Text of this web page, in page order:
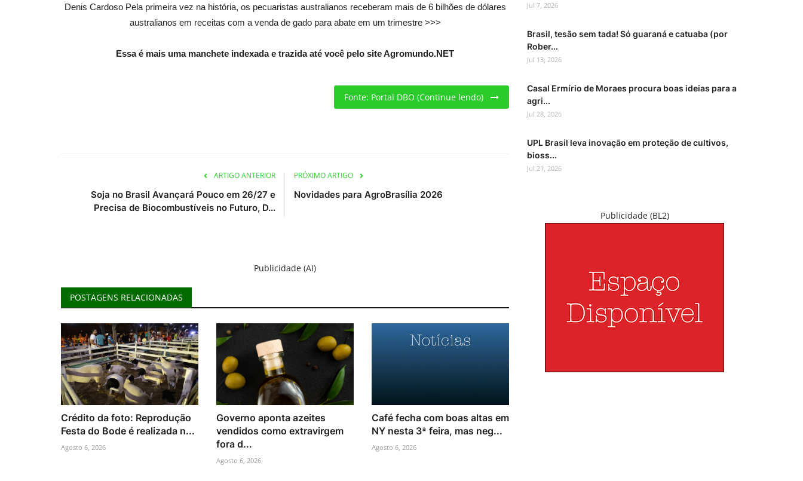
Denis Cardoso Pela primeira vez na história, os pecuaristas australianos receberam mais de 6 bilhões de dólares
australianos em receitas com a venda de gado para abate em um trimestre >>>
Essa é mais uma manchete indexada e trazida até você pelo site Agromundo.NET
Fonte: Portal DBO (Continue lendo)
ARTIGO ANTERIOR
Soja no Brasil Avançará Pouco em 26/27 e
Precisa de Biocombustíveis no Futuro, D...
PRÓXIMO ARTIGO
Novidades para AgroBrasília 2026
Publicidade (AI)
POSTAGENS RELACIONADAS
Crédito da foto: Reprodução
Festa do Bode é realizada n...
Agosto 6, 2026
Governo aponta azeites
vendidos como extravirgem
fora d...
Agosto 6, 2026
Café fecha com boas altas em
NY nesta 3ª feira, mas neg...
Agosto 6, 2026
Jul 7, 2026
Brasil, tesão sem tada! Só guaraná e catuaba (por
Rober...
Jul 13, 2026
Casal Ermírio de Moraes procura boas ideias para a
agri...
Jul 28, 2026
UPL Brasil leva inovação em proteção de cultivos,
bioss...
Jul 21, 2026
Publicidade (BL2)